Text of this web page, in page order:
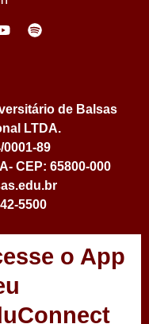
de Balsas
LTDA.
0001-89
CEP: 65800-000
5500
o App